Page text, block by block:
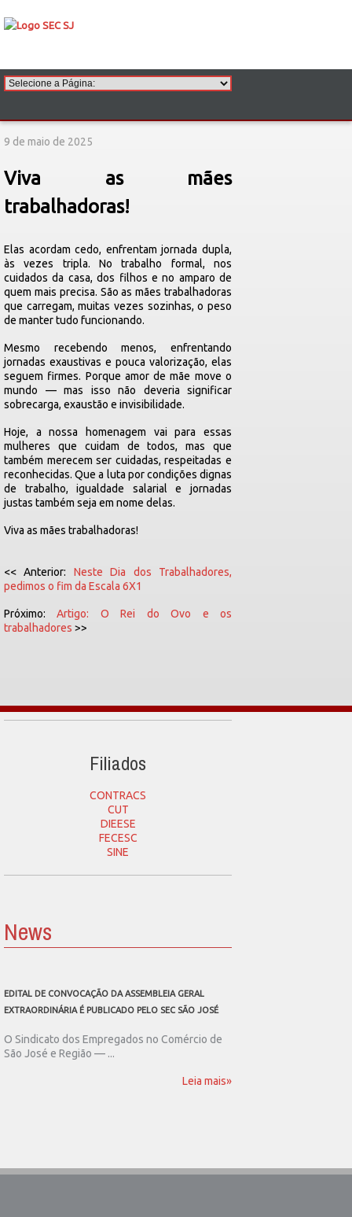
9 de maio de 2025
Viva as mães
trabalhadoras!
Elas acordam cedo, enfrentam jornada dupla,
às vezes tripla. No trabalho formal, nos
cuidados da casa, dos filhos e no amparo de
quem mais precisa. São as mães trabalhadoras
que carregam, muitas vezes sozinhas, o peso
de manter tudo funcionando.
Mesmo recebendo menos, enfrentando
jornadas exaustivas e pouca valorização, elas
seguem firmes. Porque amor de mãe move o
mundo — mas isso não deveria significar
sobrecarga, exaustão e invisibilidade.
Hoje, a nossa homenagem vai para essas
mulheres que cuidam de todos, mas que
também merecem ser cuidadas, respeitadas e
reconhecidas. Que a luta por condições dignas
de trabalho, igualdade salarial e jornadas
justas também seja em nome delas.
Viva as mães trabalhadoras!
<< Anterior: Neste Dia dos Trabalhadores,
pedimos o fim da Escala 6X1
Próximo:Artigo: O Rei do Ovo e os
trabalhadores >>
Filiados
CONTRACS
CUT
DIEESE
FECESC
SINE
News
EDITAL DE CONVOCAÇÃO DA ASSEMBLEIA GERAL
EXTRAORDINÁRIA É PUBLICADO PELO SEC SÃO JOSÉ
O Sindicato dos Empregados no Comércio de
São José e Região — ...
Leia mais»